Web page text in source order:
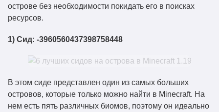
острове без необходимости покидать его в поисках
ресурсов.
1) Сид: -3960560437398758448
В этом сиде представлен один из самых больших
островов, которые только можно найти в Minecraft. На
нем есть пять различных биомов, поэтому он идеально